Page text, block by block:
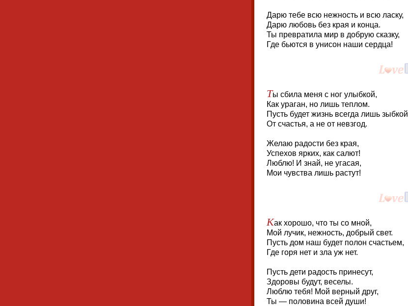
Дарю тебе всю нежность и всю ласку,
Дарю любовь без края и конца.
Ты превратила мир в добрую сказку,
Где бьются в унисон наши сердца!
Ты сбила меня с ног улыбкой,
Как ураган, но лишь теплом.
Пусть будет жизнь всегда лишь зыбкой
От счастья, а не от невзгод.
Желаю радости без края,
Успехов ярких, как салют!
Люблю! И знай, не угасая,
Мои чувства лишь растут!
Как хорошо, что ты со мной,
Мой лучик, нежность, добрый свет.
Пусть дом наш будет полон счастьем,
Где горя нет и зла уж нет.
Пусть дети радость принесут,
Здоровы будут, веселы.
Люблю тебя! Мой верный друг,
Ты — половина всей души!